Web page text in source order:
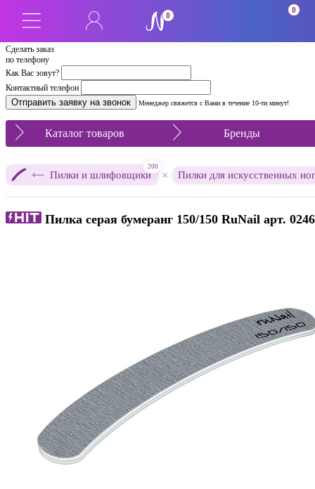
Сделать заказ
по телефону
Как Вас зовут?
Контактный телефон
Менеджер свяжется с Вами в течение 10-ти минут!
0
0
Каталог товаров Бренды
Пилки и шлифовщики
200
× Пилки для искусственных
Пилка серая бумеранг 150/150 RuNail арт. 0246